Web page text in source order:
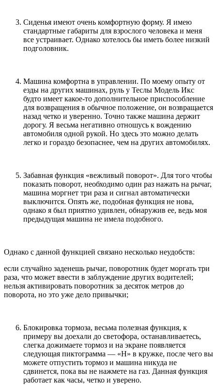
Сиденья имеют очень комфортную форму. Я имею
стандартные габариты для взрослого человека и меня
все устраивает. Однако хотелось бы иметь более низкий
подголовник.
Машина комфортна в управлении. По моему опыту от
езды на других машинах, руль у Теслы Модель Икс
будто имеет какое-то дополнительное приспособление
для возвращения в обычное положение, он возвращается
назад четко и уверенно. Точно также машина держит
дорогу. Я весьма негативно отношусь к вождению
автомобиля одной рукой. Но здесь это можно делать
легко и гораздо безопаснее, чем на других автомобилях.
Забавная функция «вежливый поворот». Для того чтобы
показать поворот, необходимо один раз нажать на рычаг,
машина моргнет три раза и сигнал автоматически
выключится. Опять же, подобная функция не нова,
однако я был приятно удивлен, обнаружив ее, ведь моя
предыдущая машина не имела подобного.
Однако с данной функцией связано несколько неудобств:
если случайно заденешь рычаг, поворотник будет моргать три
раза, что может ввести в заблуждение других водителей;
нельзя активировать поворотник за десяток метров до
поворота, но это уже дело привычки;
Блокировка тормоза, весьма полезная функция, к
примеру вы доехали до светофора, останавливаетесь,
слегка дожимаете тормоз и на экране появляется
следующая пиктограмма — «Н» в кружке, после чего вы
можете отпустить тормоз и машина никуда не
сдвинется, пока вы не нажмете на газ. Данная функция
работает как часы, четко и уверено.